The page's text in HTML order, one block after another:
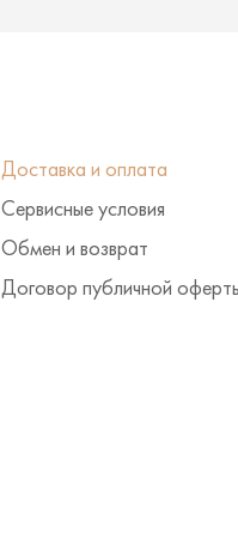
Доставка и оплата
Сервисные условия
Обмен и возврат
Договор публичной